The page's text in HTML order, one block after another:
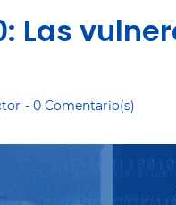
Las
- 0 Comentario(s)